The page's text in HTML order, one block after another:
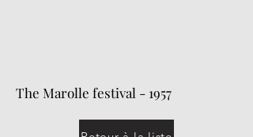
The Marolle festival - 1957